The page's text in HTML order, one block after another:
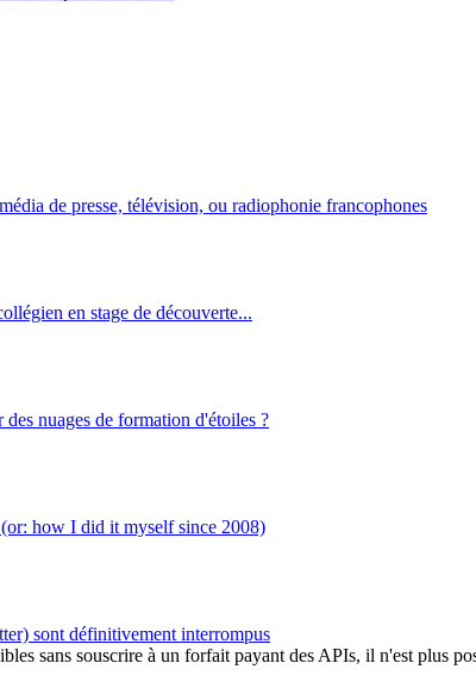
de presse, télévision, ou radiophonie francophones
en stage de découverte...
nuages de formation d'étoiles ?
how I did it myself since 2008)
sont définitivement interrompus
sans souscrire à un forfait payant des APIs, il n'est plus